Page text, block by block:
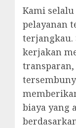
Kami
pelayanan
terjangkau.
kerjakan
transparan,
biaya yang